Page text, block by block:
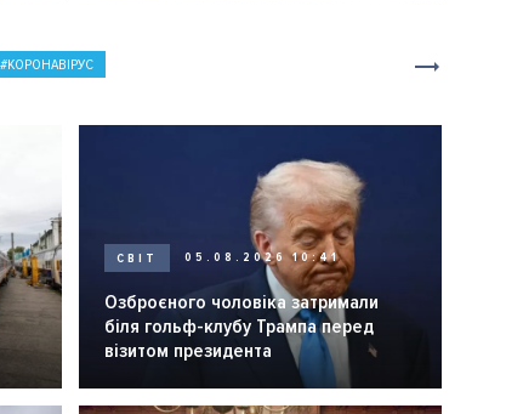
КОРОНАВІРУС
СВІТ 05.08.2026 10:41
Озброєного чоловіка затримали
біля гольф-клубу Трампа перед
візитом президента